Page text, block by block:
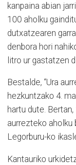
kanpaina abian
100 aholku
dutxatzearen
denbora hori
litro ur gastatzen
Bestalde, “Ura
hezkuntzako 4.
hartu dute.
aurrezteko aholku
Legorburu-ko
Kantauriko